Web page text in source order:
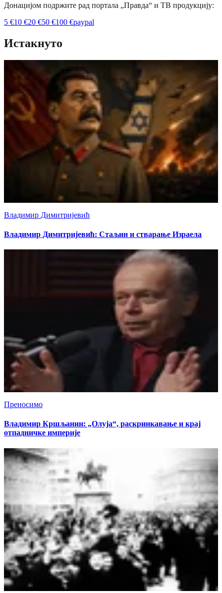
Донацијом подржите рад портала „Правда“ и ТВ продукцију:
5 €10 €20 €50 €100 €paypal
Истакнуто
Владимир Димитријевић
Владимир Димитријевић: Стаљин и стварање Израела
Преносимо
Владимир Кршљанин: „Олуја“, раскринкавање и крај
отпадничке империје